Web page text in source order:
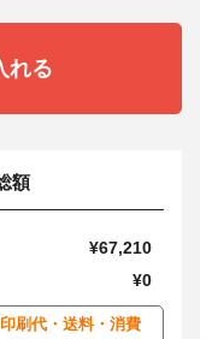
れる
額
¥67,210
¥0
刷代・送料・消費